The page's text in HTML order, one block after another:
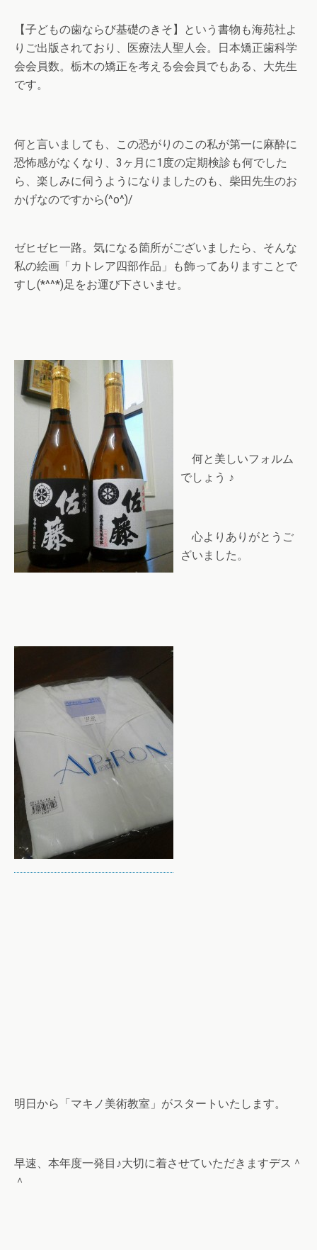
【子どもの歯ならび基礎のきそ】という書物も海苑社よ
りご出版されており、医療法人聖人会。日本矯正歯科学
会会員数。栃木の矯正を考える会会員でもある、大先生
です。
何と言いましても、この恐がりのこの私が第一に麻酔に
恐怖感がなくなり、3ヶ月に1度の定期検診も何でした
ら、楽しみに伺うようになりましたのも、柴田先生のお
かげなのですから(^o^)/
ゼヒゼヒ一路。気になる箇所がございましたら、そんな
私の絵画「カトレア四部作品」も飾ってありますことで
すし(*^^*)足をお運び下さいませ。
何と美しいフォルム
でしょう ♪
心よりありがとうご
ざいました。
明日から「マキノ美術教室」がスタートいたします。
早速、本年度一発目♪大切に着させていただきますデス＾
＾